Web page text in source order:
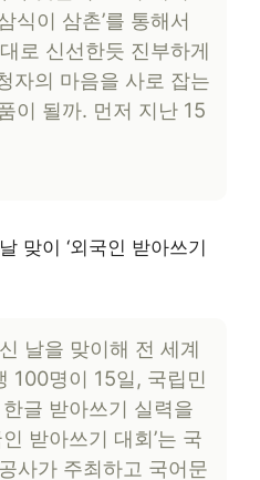
식이 삼촌’를 통해서
로 신선한듯 진부하게
자의 마음을 사로 잡는
이 될까. 먼저 지난 15
맞이 ‘외국인 받아쓰기
날을 맞이해 전 세계
100명이 15일, 국립민
글 받아쓰기 실력을
받아쓰기 대회’는 국
사가 주최하고 국어문